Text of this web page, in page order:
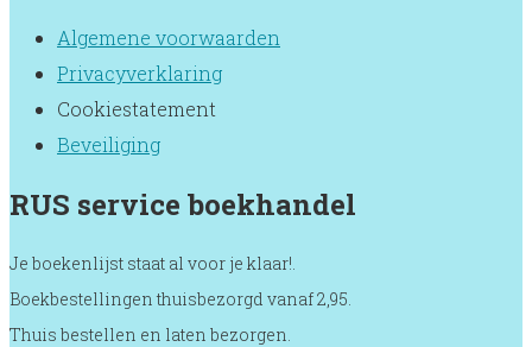
Algemene voorwaarden
Privacyverklaring
Cookiestatement
Beveiliging
RUS service boekhandel
Je boekenlijst staat al voor je klaar!.
Boekbestellingen thuisbezorgd vanaf 2,95.
Thuis bestellen en laten bezorgen.